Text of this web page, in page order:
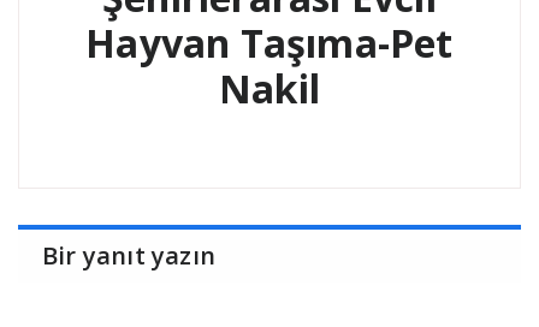
Hayvan Taşıma-Pet
Nakil
Bir yanıt yazın